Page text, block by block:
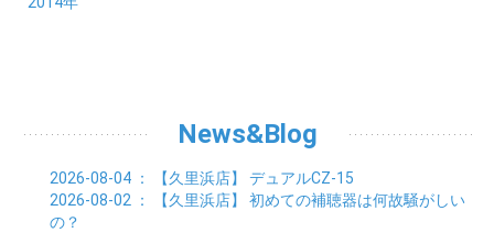
03月 (8)
04月 (2)
05月 (6)
06月 (7)
07月 (5)
08月 (4)
01月 (7)
02月 (3)
01月 (6)
03月 (6)
02月 (9)
01月 (11)
06月 (2)
News&Blog
2026-08-04 ： 【久里浜店】 デュアルCZ-15
2026-08-02 ： 【久里浜店】 初めての補聴器は何故騒がしい
の？